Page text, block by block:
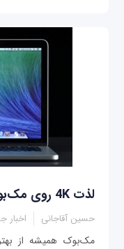
لذت 4K روی مک‌بوک پرو جدید اپل
حسین آقاجانی اخبار
مک‌بوک همیشه از